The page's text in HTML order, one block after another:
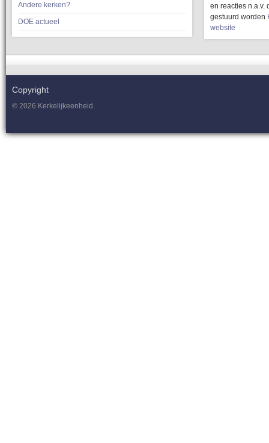
Andere kerken?
DOE actueel
en reacties n.a.v.
gestuurd worden
website
Copyright
© 2026 Kerkelijkeenheid.